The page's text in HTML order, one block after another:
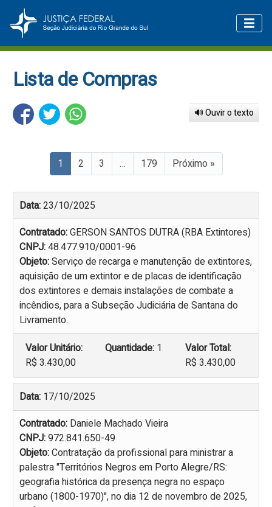
Lista de Compras
🔊 Ouvir o texto
1 2 3 … 179 Próximo »
Data:23/10/2025
Contratado:GERSON SANTOS DUTRA (RBA Extintores)
CNPJ:48.477.910/0001-96
Objeto:Serviço de recarga e manutenção de extintores,
aquisição de um extintor e de placas de identificação
dos extintores e demais instalações de combate a
incêndios, para a Subseção Judiciária de Santana do
Livramento.
Valor Unitário:
R$ 3.430,00
Quantidade: 1
Valor Total:
R$ 3.430,00
Data: 17/10/2025
Contratado: Daniele Machado Vieira
CNPJ:972.841.650-49
Objeto:Contratação da profissional para ministrar a
palestra "Territórios Negros em Porto Alegre/RS:
geografia histórica da presença negra no espaço
urbano (1800-1970)", no dia 12 de novembro de 2025,